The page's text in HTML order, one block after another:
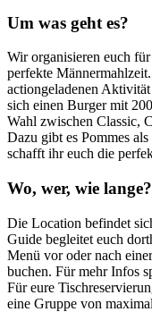
Um was geht es?
Wir organisieren euch
perfekte
actiongeladenen
sich einen Burger mit
Wahl zwischen Classic,
Dazu gibt es Pommes
schafft ihr euch die
Wo, wer, wie lange?
Die Location befindet
Guide begleitet euch
Menü vor oder nach
buchen. Für mehr Infos
Für eure
eine Gruppe von